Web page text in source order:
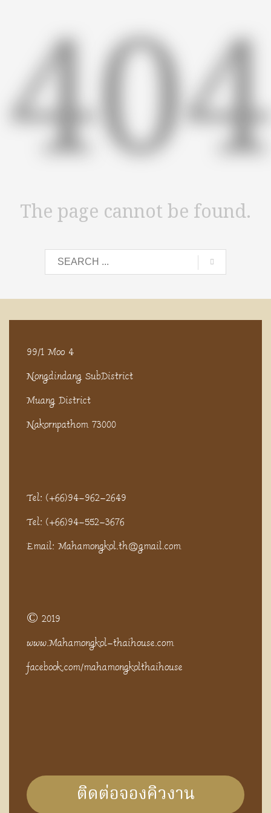
The page cannot be found.
99/1 Moo 4
Nongdindang SubDistrict
Muang District
Nakornpathom 73000
Tel: (+66)94-962-2649
Tel: (+66)94-552-3676
Email: Mahamongkol.th@gmail.com
© 2019
www.Mahamongkol-thaihouse.com
facebook.com/mahamongkolthaihouse
ติดต่อจองคิวงาน